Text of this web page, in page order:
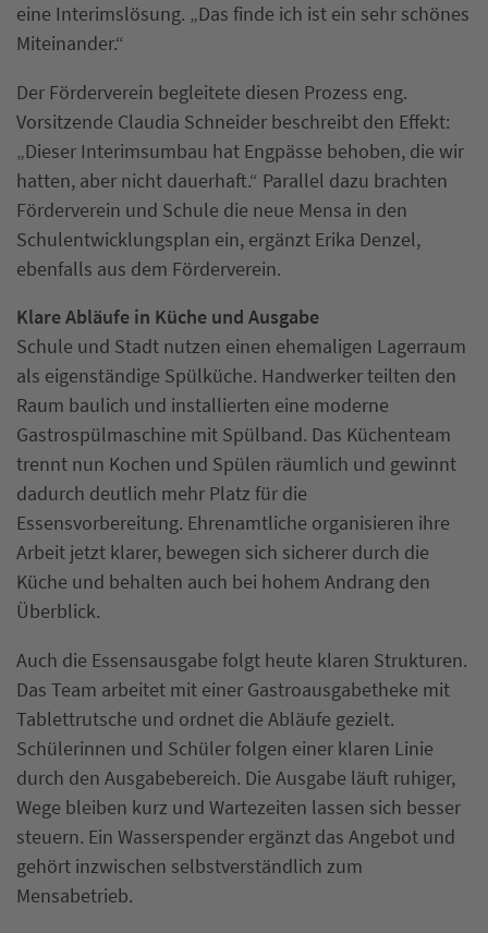
eine Interimslösung. „Das finde ich ist ein sehr schönes
Miteinander.“
Der Förderverein begleitete diesen Prozess eng.
Vorsitzende Claudia Schneider beschreibt den Effekt:
„Dieser Interimsumbau hat Engpässe behoben, die wir
hatten, aber nicht dauerhaft.“ Parallel dazu brachten
Förderverein und Schule die neue Mensa in den
Schulentwicklungsplan ein, ergänzt Erika Denzel,
ebenfalls aus dem Förderverein.
Klare Abläufe in Küche und Ausgabe
Schule und Stadt nutzen einen ehemaligen Lagerraum
als eigenständige Spülküche. Handwerker teilten den
Raum baulich und installierten eine moderne
Gastrospülmaschine mit Spülband. Das Küchenteam
trennt nun Kochen und Spülen räumlich und gewinnt
dadurch deutlich mehr Platz für die
Essensvorbereitung. Ehrenamtliche organisieren ihre
Arbeit jetzt klarer, bewegen sich sicherer durch die
Küche und behalten auch bei hohem Andrang den
Überblick.
Auch die Essensausgabe folgt heute klaren Strukturen.
Das Team arbeitet mit einer Gastroausgabetheke mit
Tablettrutsche und ordnet die Abläufe gezielt.
Schülerinnen und Schüler folgen einer klaren Linie
durch den Ausgabebereich. Die Ausgabe läuft ruhiger,
Wege bleiben kurz und Wartezeiten lassen sich besser
steuern. Ein Wasserspender ergänzt das Angebot und
gehört inzwischen selbstverständlich zum
Mensabetrieb.